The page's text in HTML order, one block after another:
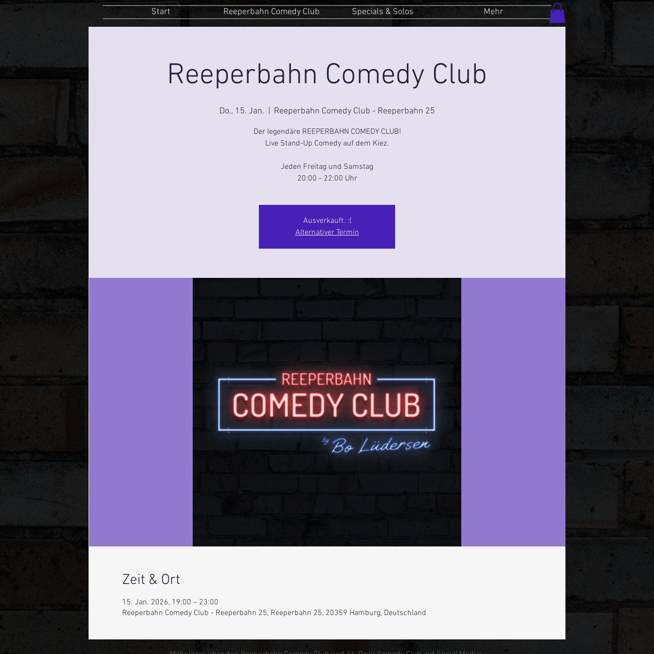
Start Reeperbahn Comedy Club Specials & Solos Mehr
Reeperbahn Comedy Club
Do., 15. Jan. Reeperbahn Comedy Club - Reeperbahn 25
Der legendäre REEPERBAHN COMEDY CLUB!
Live Stand-Up Comedy auf dem Kiez.
Jeden Freitag und Samstag
20:00 - 22:00 Uhr
Ausverkauft. :(
Alternativer Termin
Zeit & Ort
15. Jan. 2026, 19:00 – 23:00
Reeperbahn Comedy Club - Reeperbahn 25, Reeperbahn 25, 20359 Hamburg, Deutschland